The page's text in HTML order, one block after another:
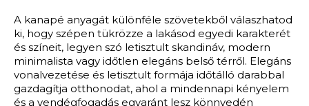
A kanapé anyagát különféle szövetekből válaszhatod
ki, hogy szépen tükrözze a lakásod egyedi karakterét
és színeit, legyen szó letisztult skandináv, modern
minimalista vagy időtlen elegáns belső térről. Elegáns
vonalvezetése és letisztult formája időtálló darabbal
gazdagítja otthonodat, ahol a mindennapi kényelem
és a vendégfogadás egyaránt lesz könnyedén